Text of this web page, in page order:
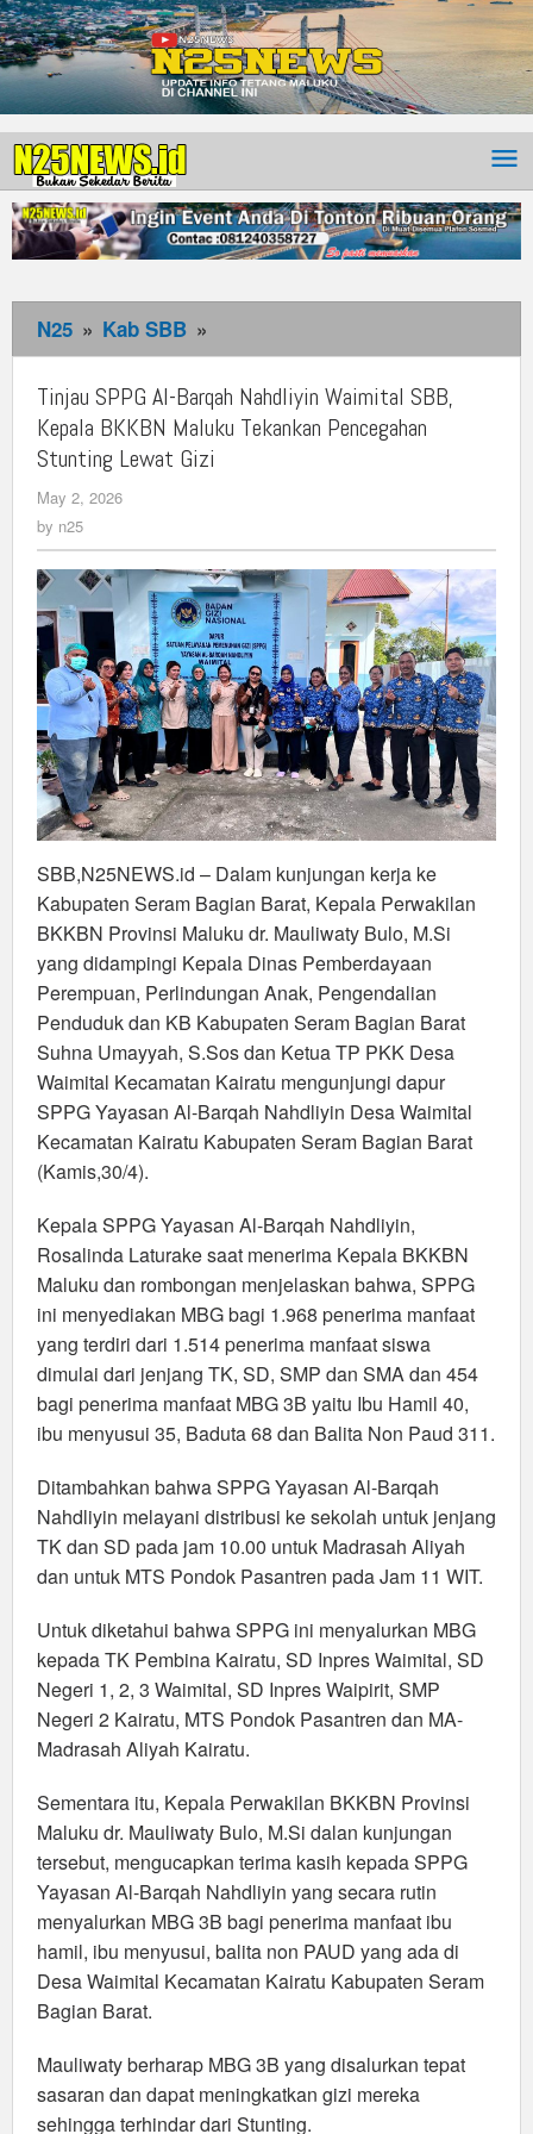
N25 » Kab SBB »
SPPG
Al-
Barqah
Nahdliyin
BKKBN
Maluku
Tekankan
Pencegahan
Stunting
Lewat
Gizi
Tinjau SPPG Al-Barqah Nahdliyin Waimital SBB,
Kepala BKKBN Maluku Tekankan Pencegahan
Stunting Lewat Gizi
May 2, 2026
by n25
SBB,N25NEWS.id – Dalam kunjungan kerja ke
Kabupaten Seram Bagian Barat, Kepala Perwakilan
BKKBN Provinsi Maluku dr. Mauliwaty Bulo, M.Si
yang didampingi Kepala Dinas Pemberdayaan
Perempuan, Perlindungan Anak, Pengendalian
Penduduk dan KB Kabupaten Seram Bagian Barat
Suhna Umayyah, S.Sos dan Ketua TP PKK Desa
Waimital Kecamatan Kairatu mengunjungi dapur
SPPG Yayasan Al-Barqah Nahdliyin Desa Waimital
Kecamatan Kairatu Kabupaten Seram Bagian Barat
(Kamis,30/4).
Kepala SPPG Yayasan Al-Barqah Nahdliyin,
Rosalinda Laturake saat menerima Kepala BKKBN
Maluku dan rombongan menjelaskan bahwa, SPPG
ini menyediakan MBG bagi 1.968 penerima manfaat
yang terdiri dari 1.514 penerima manfaat siswa
dimulai dari jenjang TK, SD, SMP dan SMA dan 454
bagi penerima manfaat MBG 3B yaitu Ibu Hamil 40,
ibu menyusui 35, Baduta 68 dan Balita Non Paud 311.
Ditambahkan bahwa SPPG Yayasan Al-Barqah
Nahdliyin melayani distribusi ke sekolah untuk jenjang
TK dan SD pada jam 10.00 untuk Madrasah Aliyah
dan untuk MTS Pondok Pasantren pada Jam 11 WIT.
Untuk diketahui bahwa SPPG ini menyalurkan MBG
kepada TK Pembina Kairatu, SD Inpres Waimital, SD
Negeri 1, 2, 3 Waimital, SD Inpres Waipirit, SMP
Negeri 2 Kairatu, MTS Pondok Pasantren dan MA-
Madrasah Aliyah Kairatu.
Sementara itu, Kepala Perwakilan BKKBN Provinsi
Maluku dr. Mauliwaty Bulo, M.Si dalan kunjungan
tersebut, mengucapkan terima kasih kepada SPPG
Yayasan Al-Barqah Nahdliyin yang secara rutin
menyalurkan MBG 3B bagi penerima manfaat ibu
hamil, ibu menyusui, balita non PAUD yang ada di
Desa Waimital Kecamatan Kairatu Kabupaten Seram
Bagian Barat.
Mauliwaty berharap MBG 3B yang disalurkan tepat
sasaran dan dapat meningkatkan gizi mereka
sehingga terhindar dari Stunting.